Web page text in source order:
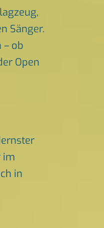
Sänger.
– ob
Open
im
in